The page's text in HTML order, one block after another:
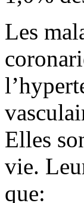
Les
Elles
vie.
que: